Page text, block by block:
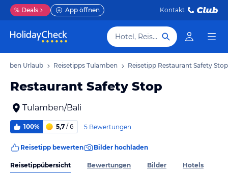
% Deals App öffnen Kontakt
Hotel, Reiseziel
Urlaub Reisetipps Tulamben Reisetipp Restaurant Safety Stop
Restaurant Safety Stop
Tulamben/Bali
100% 5,7 / 6 5 Bewertungen
Reisetipp bewerten Bilder hochladen
Reisetippübersicht Bewertungen Bilder Hotels